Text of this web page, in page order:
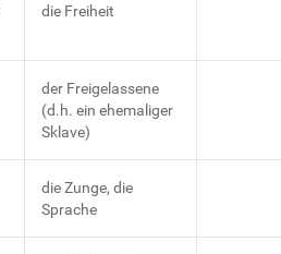
die Freiheit
der Freigelassene
(d.h. ein ehemaliger
Sklave)
die Zunge, die
Sprache